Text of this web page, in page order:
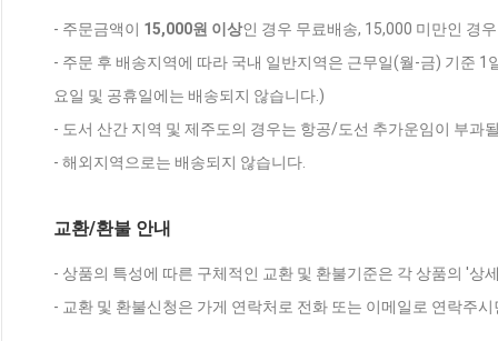
- 주문금액이 15,000원 이상인 경우 무료배송, 15,000 미만인 경
- 주문 후 배송지역에 따라 국내 일반지역은 근무일(월-금) 기준
요일 및 공휴일에는 배송되지 않습니다.)
- 도서 산간 지역 및 제주도의 경우는 항공/도선 추가운임이 부과
- 해외지역으로는 배송되지 않습니다.
교환/환불 안내
- 상품의 특성에 따른 구체적인 교환 및 환불기준은 각 상품의 '상
- 교환 및 환불신청은 가게 연락처로 전화 또는 이메일로 연락주